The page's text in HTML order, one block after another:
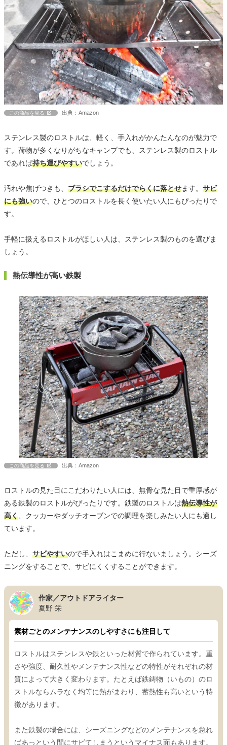
この商品を見る 出典：Amazon
ステンレス製のロストルは、軽く、手入れがかんたんなのが魅力で
す。荷物が多くなりがちなキャンプでも、ステンレス製のロストル
であれば持ち運びやすいでしょう。
汚れや焦げつきも、 ブラシでこするだけでらくに落とせます。 サビ
にも強いので、ひとつのロストルを長く使いたい人にもぴったりで
す。
手軽に扱えるロストルがほしい人は、ステンレス製のものを選びま
しょう。
熱伝導性が高い鉄製
この商品を見る 出典：Amazon
ロストルの見た目にこだわりたい人には、無骨な見た目で重厚感が
ある鉄製のロストルがぴったりです。鉄製のロストルは熱伝導性が
高く、クッカーやダッチオーブンでの調理を楽しみたい人にも適し
ています。
ただし、 サビやすいので手入れはこまめに行ないましょう。シーズ
ニングをすることで、サビにくくすることができます。
作家／アウトドアライター
夏野 栄
素材ごとのメンテナンスのしやすさにも注目して
ロストルはステンレスや鉄といった材質で作られています。重
さや強度、耐久性やメンテナンス性などの特性がそれぞれの材
質によって大きく変わります。たとえば鉄鋳物（いもの）のロ
ストルならムラなく均等に熱がまわり、蓄熱性も高いという特
徴があります。
また鉄製の場合には、シーズニングなどのメンテナンスを怠れ
ばあっという間にサビてしまうというマイナス面もあります。